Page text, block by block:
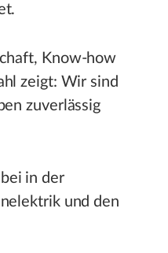
Know-how
zeigt: Wir sind
zuverlässig
in der
und den